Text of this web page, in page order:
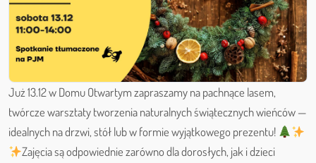
Już 13.12 w Domu Otwartym zapraszamy na pachnące lasem,
twórcze warsztaty tworzenia naturalnych świątecznych wieńców —
idealnych na drzwi, stół lub w formie wyjątkowego prezentu!
Zajęcia są odpowiednie zarówno dla dorosłych, jak i dzieci